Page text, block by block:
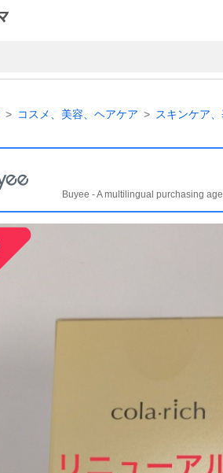
コスメ、美容、ヘアケア スキンケア
Buyee - A multilingual purchasing